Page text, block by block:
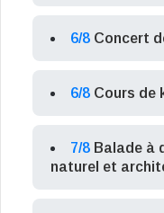
6/8 Concert
6/8 Cours de
7/8 Balade à
naturel et